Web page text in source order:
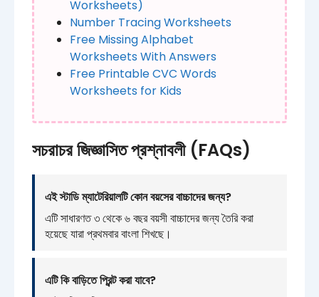
Worksheets)
Number Tracing Worksheets
Free Missing Alphabet
Worksheets With Answers
Free Printable CVC Words
Worksheets for Kids
সচরাচর জিজ্ঞাসিত প্রশ্নাবলী (FAQs)
এই স্টাডি ম্যাটেরিয়ালটি কোন বয়সের বাচ্চাদের জন্য?
এটি সাধারণত ৩ থেকে ৬ বছর বয়সী বাচ্চাদের জন্য তৈরি করা
হয়েছে যারা প্রথমবার বাংলা শিখছে।
এটি কি বাড়িতে প্রিন্ট করা যাবে?